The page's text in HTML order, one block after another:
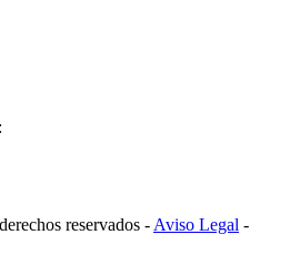
reservados - Aviso Legal -